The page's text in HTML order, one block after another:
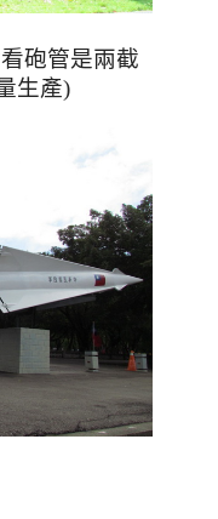
砲管是兩截
生產)